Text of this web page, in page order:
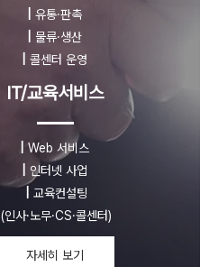
유통·판촉
물류·생산
콜센터 운영
IT/교육서비스
Web 서비스
인터넷 사업
교육컨설팅
(인사·노무·CS·콜센터)
자세히 보기